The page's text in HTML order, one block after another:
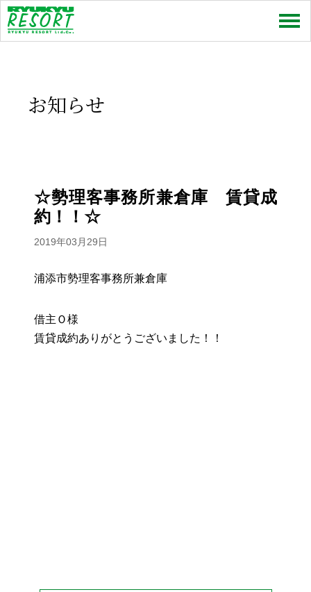
お知らせ
スタッフコラム
お役立ちリンク集
お知らせ
☆勢理客事務所兼倉庫 賃貸成
約！！☆
2019年03月29日
浦添市勢理客事務所兼倉庫
借主Ｏ様
賃貸成約ありがとうございました！！